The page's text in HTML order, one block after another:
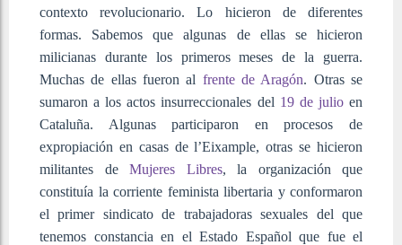
contexto revolucionario. Lo hicieron de diferentes
formas. Sabemos que algunas de ellas se hicieron
milicianas durante los primeros meses de la guerra.
Muchas de ellas fueron al frente de Aragón. Otras se
sumaron a los actos insurreccionales del 19 de julioen
Cataluña. Algunas participaron en procesos de
expropiación en casas de l’Eixample, otras se hicieron
militantes de Mujeres Libres, la organización que
constituía la corriente feminista libertaria y conformaron
el primer sindicato de trabajadoras sexuales del que
tenemos constancia en el Estado Español que fue el